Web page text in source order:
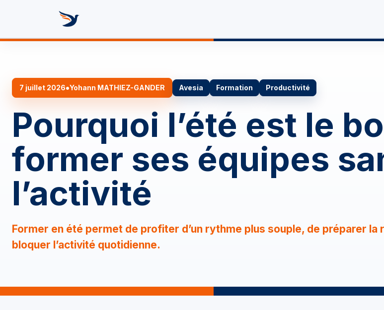
7 juillet 2026•Yohann MATHIEZ-GANDER Avesia Formation Productivité
Pourquoi l’été est le
former ses équipes
l’activité
Former en été permet de profiter d’un rythme plus souple, de préparer
bloquer l’activité quotidienne.